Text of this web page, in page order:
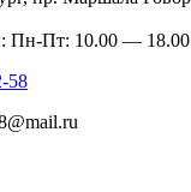
Пн-Пт: 10.00 — 18.00
58